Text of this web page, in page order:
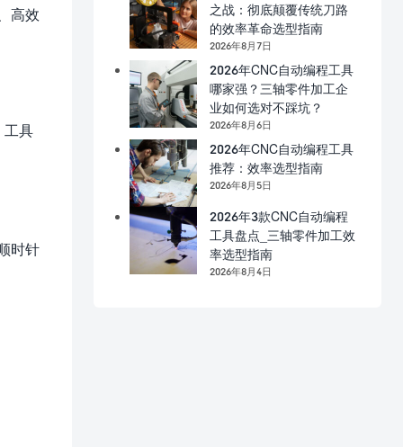
高效
工具
时针
之战：彻底颠覆传统刀路
的效率革命选型指南
2026年8月7日
2026年CNC自动编程工具
哪家强？三轴零件加工企
业如何选对不踩坑？
2026年8月6日
2026年CNC自动编程工具
推荐：效率选型指南
2026年8月5日
2026年3款CNC自动编程
工具盘点_三轴零件加工效
率选型指南
2026年8月4日